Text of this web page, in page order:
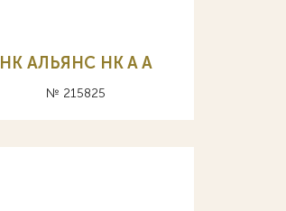
НК АЛЬЯНС HK A А
№ 215825